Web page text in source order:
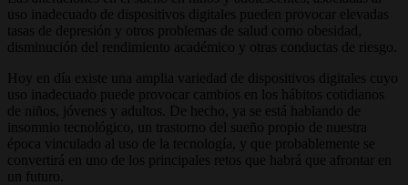
uso inadecuado de dispositivos digitales pueden provocar elevadas
tasas de depresión y otros problemas de salud como obesidad,
disminución del rendimiento académico y otras conductas de riesgo.
Hoy en día existe una amplia variedad de dispositivos digitales cuyo
uso inadecuado puede provocar cambios en los hábitos cotidianos
de niños, jóvenes y adultos. De hecho, ya se está hablando de
insomnio tecnológico, un trastorno del sueño propio de nuestra
época vinculado al uso de la tecnología, y que probablemente se
convertirá en uno de los principales retos que habrá que afrontar en
un futuro.